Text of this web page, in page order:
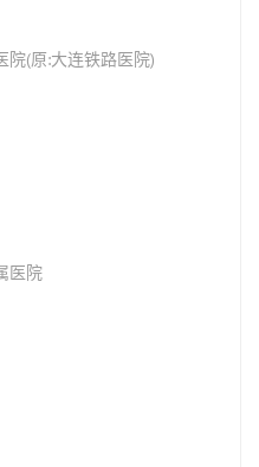
院(原:大连铁路医院)
医院